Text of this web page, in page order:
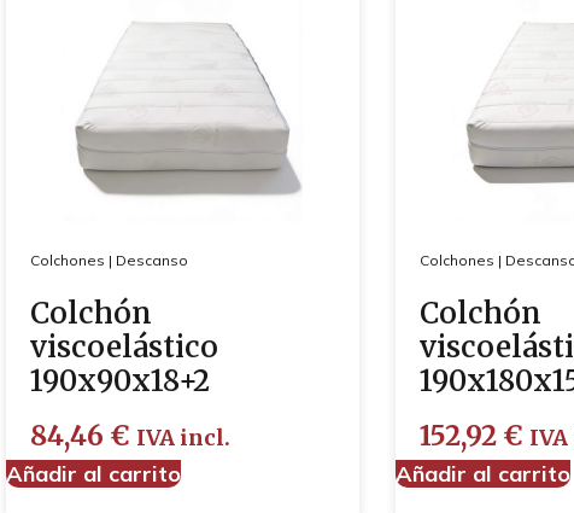
Colchones | Descanso
Colchón
viscoelástico
190x90x18+2
84,46 € IVA incl.
Añadir al carrito
Colchones |
Colchón
152,92 €
Añadir al carrito